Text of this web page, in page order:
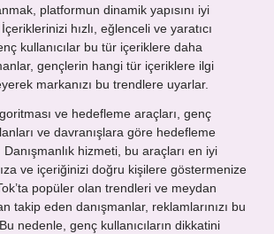
platformun dinamik yapısını iyi
hızlı, eğlenceli ve yaratıcı
kullanıcılar bu tür içeriklere daha
gençlerin hangi tür içeriklere ilgi
markanızı bu trendlere uyarlar.
ve hedefleme araçları, genç
ve davranışlara göre hedefleme
hizmeti, bu araçları en iyi
ve içeriğinizi doğru kişilere göstermenize
popüler olan trendleri ve meydan
takip eden danışmanlar, reklamlarınızı bu
nedenle, genç kullanıcıların dikkatini